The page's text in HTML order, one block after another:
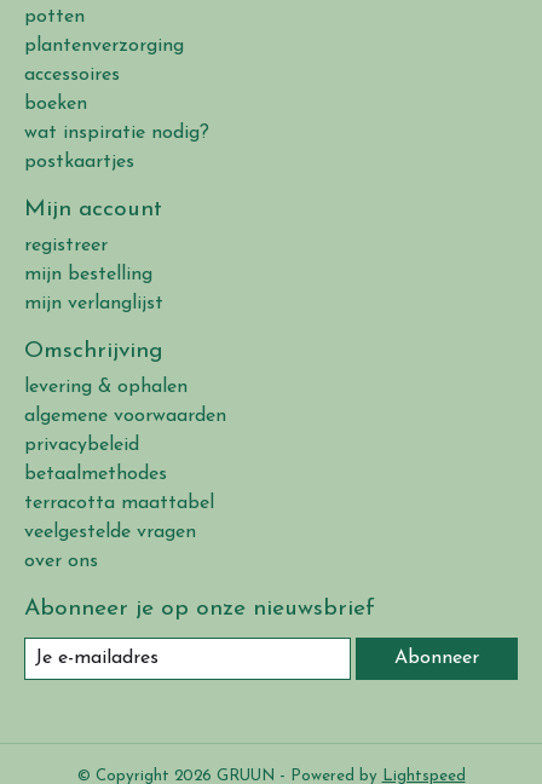
potten
plantenverzorging
accessoires
boeken
wat inspiratie nodig?
postkaartjes
Mijn account
registreer
mijn bestelling
mijn verlanglijst
Omschrijving
levering & ophalen
algemene voorwaarden
privacybeleid
betaalmethodes
terracotta maattabel
veelgestelde vragen
over ons
Abonneer je op onze nieuwsbrief
Abonneer
© Copyright 2026 GRUUN - Powered by Lightspeed